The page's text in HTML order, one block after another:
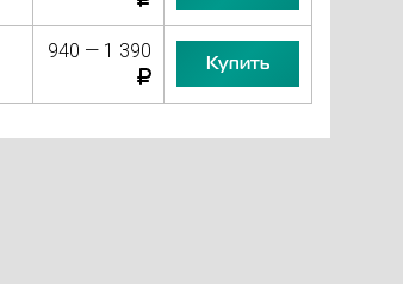
940 — 1 390
Купить